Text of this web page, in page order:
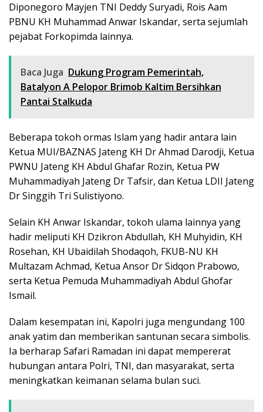
Diponegoro Mayjen TNI Deddy Suryadi, Rois Aam
PBNU KH Muhammad Anwar Iskandar, serta sejumlah
pejabat Forkopimda lainnya.
Baca Juga Dukung Program Pemerintah,
Batalyon A Pelopor Brimob Kaltim Bersihkan
Pantai Stalkuda
Beberapa tokoh ormas Islam yang hadir antara lain
Ketua MUI/BAZNAS Jateng KH Dr Ahmad Darodji, Ketua
PWNU Jateng KH Abdul Ghafar Rozin, Ketua PW
Muhammadiyah Jateng Dr Tafsir, dan Ketua LDII Jateng
Dr Singgih Tri Sulistiyono.
Selain KH Anwar Iskandar, tokoh ulama lainnya yang
hadir meliputi KH Dzikron Abdullah, KH Muhyidin, KH
Rosehan, KH Ubaidilah Shodaqoh, FKUB-NU KH
Multazam Achmad, Ketua Ansor Dr Sidqon Prabowo,
serta Ketua Pemuda Muhammadiyah Abdul Ghofar
Ismail.
Dalam kesempatan ini, Kapolri juga mengundang 100
anak yatim dan memberikan santunan secara simbolis.
Ia berharap Safari Ramadan ini dapat mempererat
hubungan antara Polri, TNI, dan masyarakat, serta
meningkatkan keimanan selama bulan suci.